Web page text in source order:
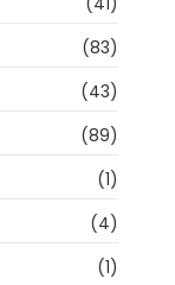
(83)
(43)
(89)
(1)
(4)
(1)